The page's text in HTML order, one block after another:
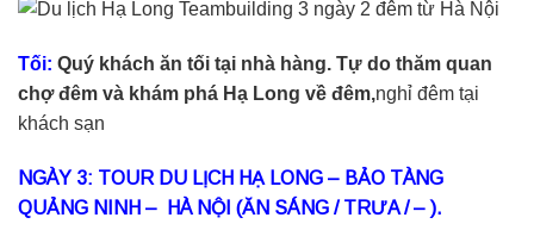
Tối: Quý khách ăn tối tại nhà hàng. Tự do thăm quan
chợ đêm và khám phá Hạ Long về đêm,nghỉ đêm tại
khách sạn
NGÀY 3: TOUR DU LỊCH HẠ LONG – BẢO TÀNG
QUẢNG NINH – HÀ NỘI (ĂN SÁNG / TRƯA / – ).